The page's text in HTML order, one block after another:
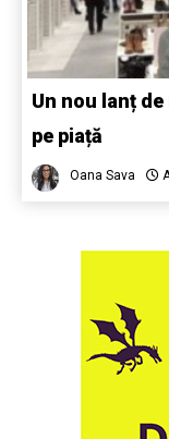
Un nou lanț
pe piață
Oana Sava